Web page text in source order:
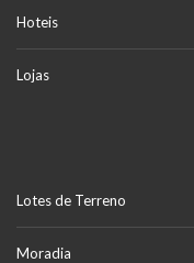
Hoteis
Lojas
Lotes de Terreno
Moradia